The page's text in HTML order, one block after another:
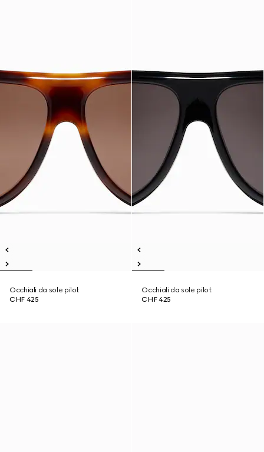
Occhiali da sole pilot
CHF 425
Occhiali da sole pilot
CHF 425